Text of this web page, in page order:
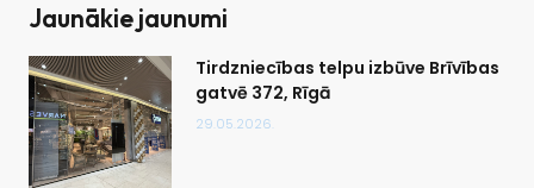
Jaunākie jaunumi
Tirdzniecības telpu izbūve Brīvības
gatvē 372, Rīgā
29.05.2026.